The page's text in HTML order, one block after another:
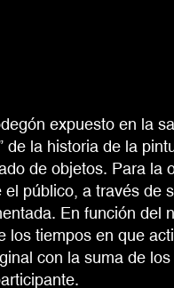
expuesto en la
de la historia de la
de objetos. Para la
público, a través de
En función del
los tiempos en que
con la suma de